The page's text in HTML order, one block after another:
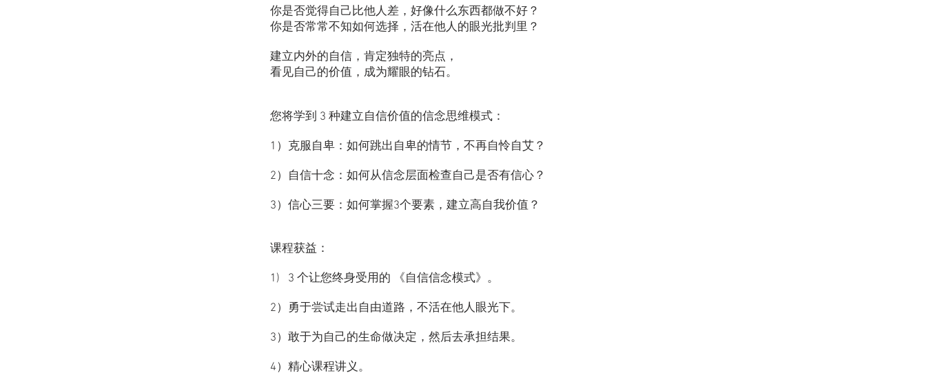
你是否觉得自己比他人差，好像什么东西都做不好？
你是否常常不知如何选择，活在他人的眼光批判里？
建立内外的自信，肯定独特的亮点，
看见自己的价值，成为耀眼的钻石。
您将学到 3 种建立自信价值的信念思维模式：
1）克服自卑：如何跳出自卑的情节，不再自怜自艾？
2）自信十念：如何从信念层面检查自己是否有信心？
3）信心三要：如何掌握3个要素，建立高自我价值？
课程获益：
1) 3 个让您终身受用的 《自信信念模式》。
2）勇于尝试走出自由道路，不活在他人眼光下。
3）敢于为自己的生命做决定，然后去承担结果。
4）精心课程讲义。